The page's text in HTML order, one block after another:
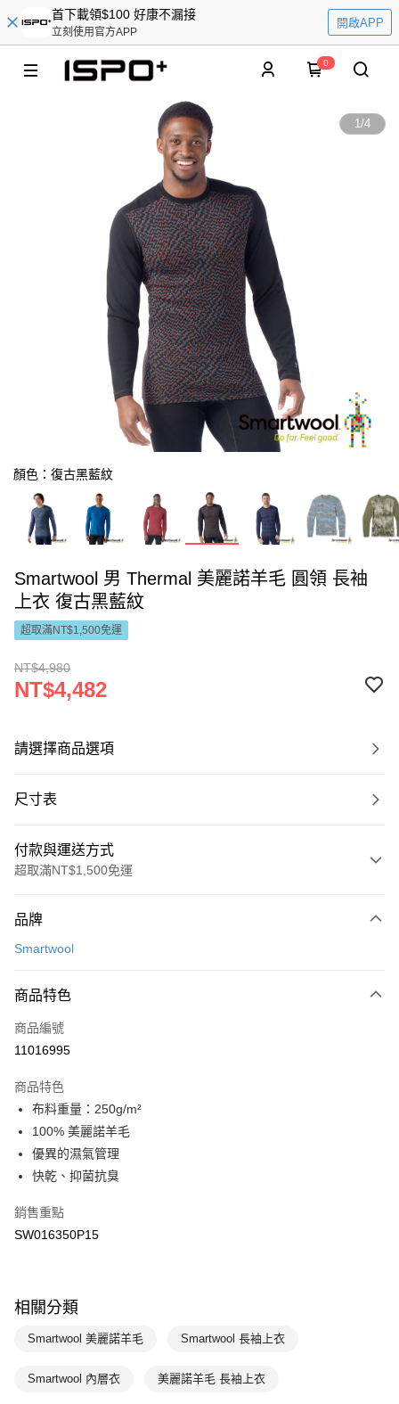
首下載領$100 好康不漏接
立刻使用官方APP
開啟APP
0
1/4
顏色：復古黑藍紋
Smartwool 男 Thermal 美麗諾羊毛 圓領 長袖
上衣 復古黑藍紋
超取滿NT$1,500免運
NT$4,980
NT$4,482
請選擇商品選項
尺寸表
付款與運送方式
超取滿NT$1,500免運
信用卡一次付款
Apple Pay
悠遊付
7-11取貨(快速到店)
每筆NT$100，滿NT$1,500(含以上)免運費
宅配-本島
每筆NT$100，滿NT$1,500(含以上)免運費
品牌
Smartwool
商品特色
商品編號
11016995
商品特色
布料重量：250g/m²
100% 美麗諾羊毛
優異的濕氣管理
快乾、抑菌抗臭
銷售重點
SW016350P15
相關分類
Smartwool 美麗諾羊毛 Smartwool 長袖上衣
Smartwool 內層衣 美麗諾羊毛 長袖上衣